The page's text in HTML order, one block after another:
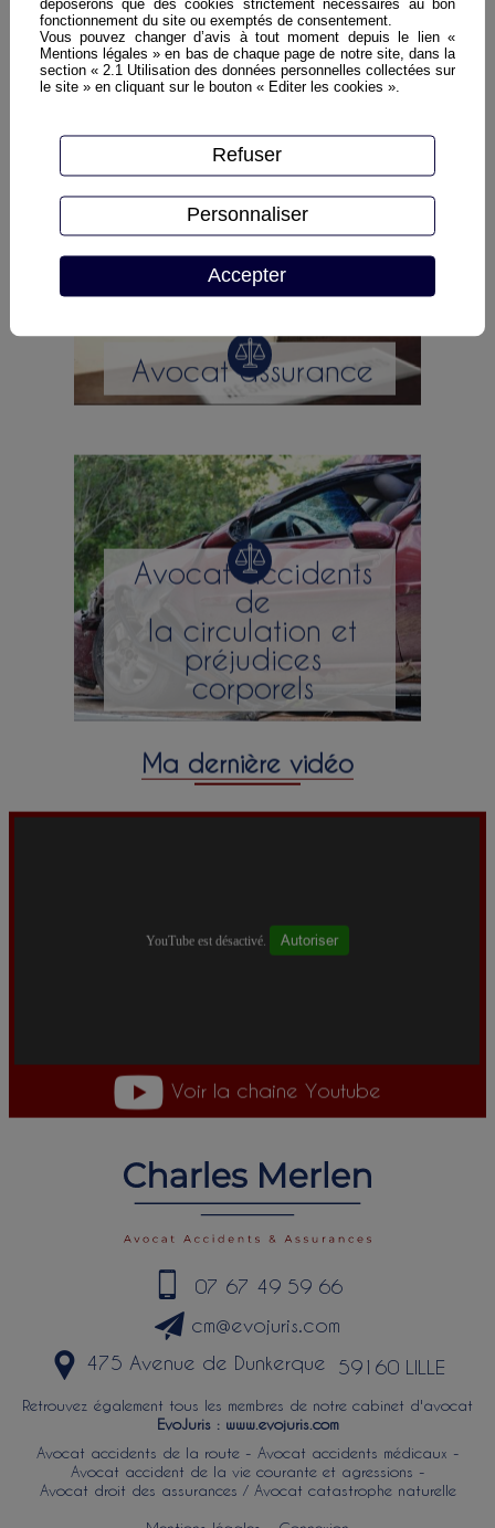
Avocat sécheresse
Avocat assurance
Avocat accidents
de
la circulation et
préjudices
corporels
Ma dernière vidéo
YouTube est désactivé. Autoriser
Voir la chaine Youtube
07 67 49 59 66
cm@evojuris.com
475 Avenue de Dunkerque
59160 LILLE
Retrouvez également tous les membres de notre cabinet d'avocat
EvoJuris : www.evojuris.com
Avocat accidents de la route- Avocat accidents médicaux -
Avocat accident de la vie courante et agressions -
Avocat droit des assurances / Avocat catastrophe naturelle
déposerons que des cookies strictement nécessaires au bon
fonctionnement du site ou exemptés de consentement.
Vous pouvez changer d’avis à tout moment depuis le lien «
Mentions légales » en bas de chaque page de notre site, dans la
section « 2.1 Utilisation des données personnelles collectées sur
le site » en cliquant sur le bouton « Editer les cookies ».
Accepter
Refuser
Personnaliser